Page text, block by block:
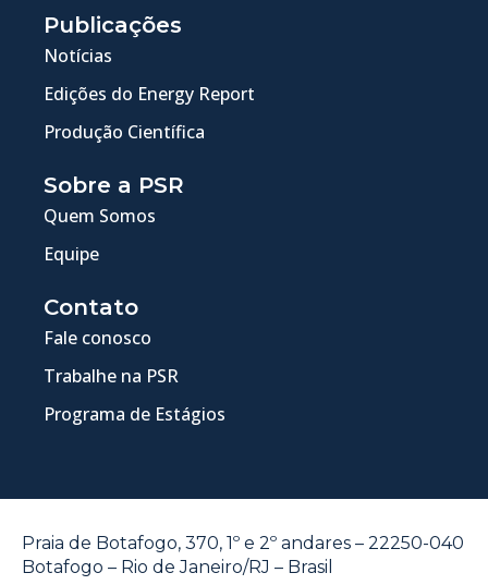
Publicações
Notícias
Edições do Energy Report
Produção Científica
Sobre a PSR
Quem Somos
Equipe
Contato
Fale conosco
Trabalhe na PSR
Programa de Estágios
Praia de Botafogo, 370, 1º e 2º andares – 22250-040
Botafogo – Rio de Janeiro/RJ – Brasil